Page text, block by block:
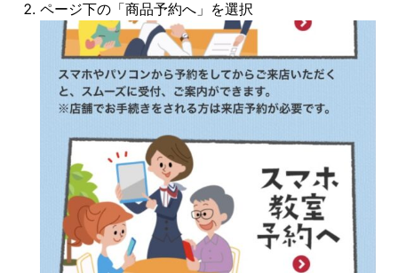
ページ下の「商品予約へ」を選択